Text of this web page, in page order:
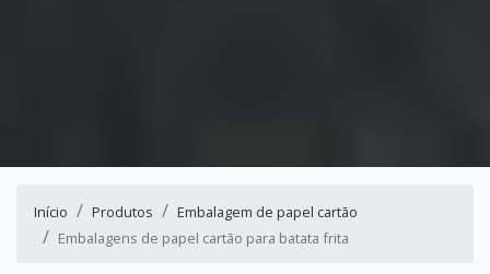
Início Produtos
Embalagem de papel cartão
Embalagens de papel cartão para batata frita